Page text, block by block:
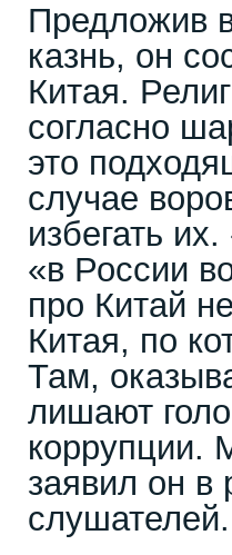
Предложив
казнь, он
Китая.
согласно
это
случае
избегать
«в России
про Китай
Китая, по
Там,
лишают
коррупции.
заявил он в
слушателей.